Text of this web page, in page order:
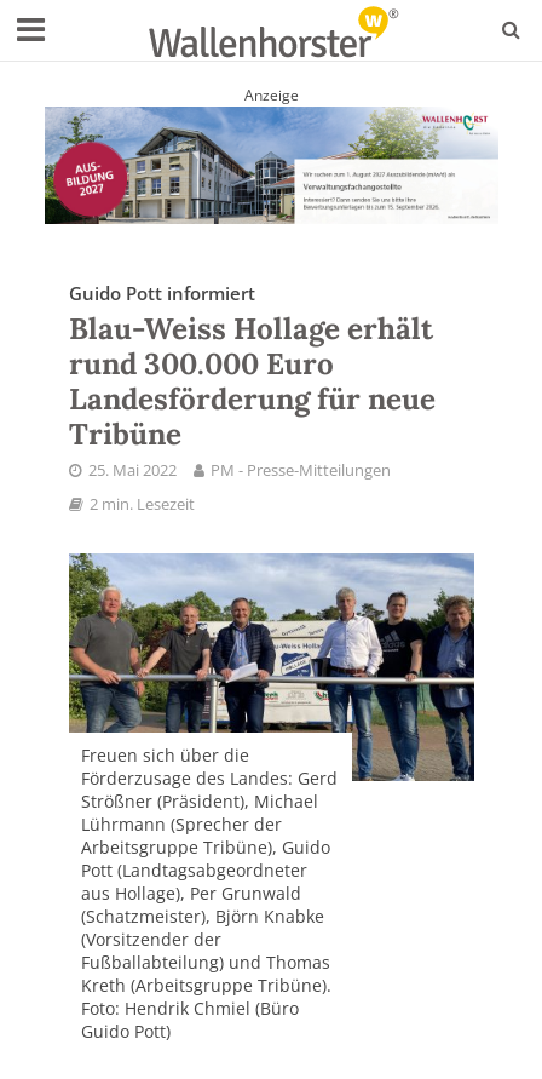
Anzeige
Guido Pott informiert
Blau-Weiss Hollage erhält
rund 300.000 Euro
Landesförderung für neue
Tribüne
25. Mai 2022
PM - Presse-Mitteilungen
2 min. Lesezeit
Freuen sich über die
Förderzusage des Landes: Gerd
Strößner (Präsident), Michael
Lührmann (Sprecher der
Arbeitsgruppe Tribüne), Guido
Pott (Landtagsabgeordneter
aus Hollage), Per Grunwald
(Schatzmeister), Björn Knabke
(Vorsitzender der
Fußballabteilung) und Thomas
Kreth (Arbeitsgruppe Tribüne).
Foto: Hendrik Chmiel (Büro
Guido Pott)